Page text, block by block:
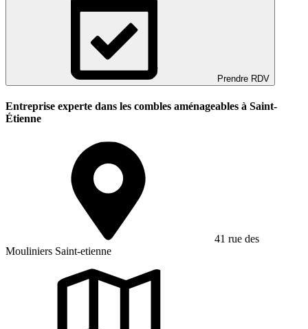
Prendre RDV
Entreprise experte dans les combles aménageables à Saint-
Étienne
41 rue des
Mouliniers Saint-etienne